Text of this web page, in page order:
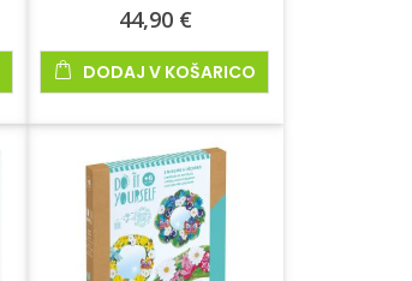
44,90 €
DODAJ V KOŠARICO